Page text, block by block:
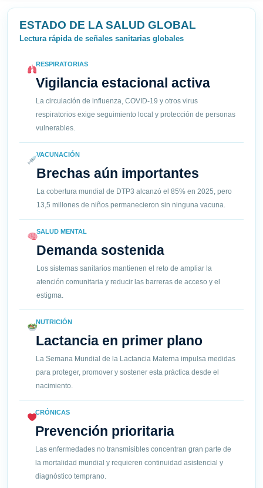
ESTADO DE LA SALUD GLOBAL
Lectura rápida de señales sanitarias globales
RESPIRATORIAS
Vigilancia estacional activa
La circulación de influenza, COVID-19 y otros virus
respiratorios exige seguimiento local y protección de personas
vulnerables.
VACUNACIÓN
Brechas aún importantes
La cobertura mundial de DTP3 alcanzó el 85% en 2025, pero
13,5 millones de niños permanecieron sin ninguna vacuna.
SALUD MENTAL
Demanda sostenida
Los sistemas sanitarios mantienen el reto de ampliar la
atención comunitaria y reducir las barreras de acceso y el
estigma.
NUTRICIÓN
Lactancia en primer plano
La Semana Mundial de la Lactancia Materna impulsa medidas
para proteger, promover y sostener esta práctica desde el
nacimiento.
CRÓNICAS
Prevención prioritaria
Las enfermedades no transmisibles concentran gran parte de
la mortalidad mundial y requieren continuidad asistencial y
diagnóstico temprano.